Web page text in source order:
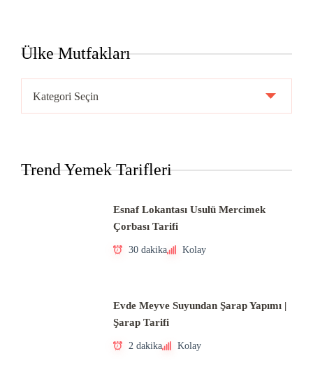
Ülke Mutfakları
Mutfakları
Trend Yemek Tarifleri
Esnaf Lokantası Usulü Mercimek
Çorbası Tarifi
30 dakika Kolay
Evde Meyve Suyundan Şarap Yapımı |
Şarap Tarifi
2 dakika Kolay